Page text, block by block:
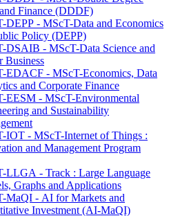
Finance (DDDF)
DEPP - MScT-Data and Economics
Policy (DEPP)
DSAIB - MScT-Data Science and
Business
EDACF - MScT-Economics, Data
and Corporate Finance
EESM - MScT-Environmental
and Sustainability
IOT - MScT-Internet of Things :
and Management Program
LLGA - Track : Large Language
Graphs and Applications
MaQI - AI for Markets and
Investment (AI-MaQI)